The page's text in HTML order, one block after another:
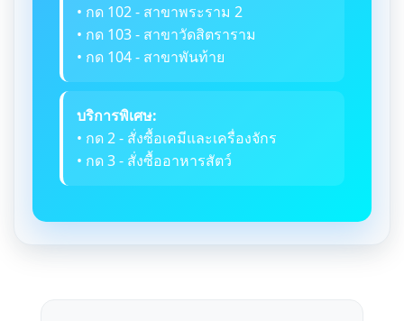
• กด 102 - สาขาพระราม 2
• กด 103 - สาขาวัดสิตราราม
• กด 104 - สาขาพันท้าย
บริการพิเศษ:
• กด 2 - สั่งซื้อเคมีและเครื่องจักร
• กด 3 - สั่งซื้ออาหารสัตว์